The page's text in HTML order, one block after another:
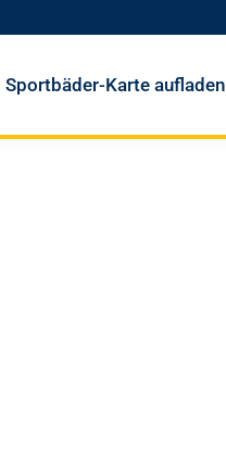
Sportbäder-Karte aufladen